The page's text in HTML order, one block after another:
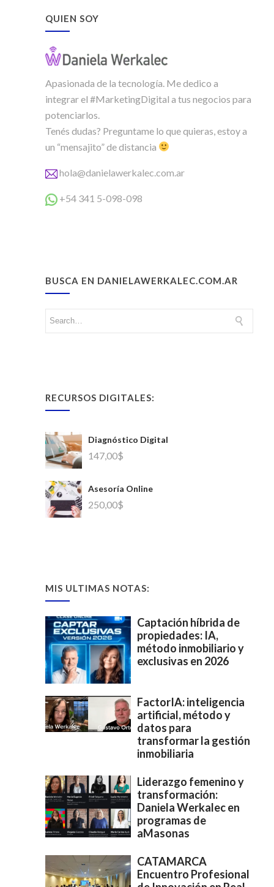
QUIEN SOY
Apasionada de la tecnología. Me dedico a
integrar el #MarketingDigital a tus negocios para
potenciarlos.
Tenés dudas? Preguntame lo que quieras, estoy a
un “mensajito” de distancia
hola@danielawerkalec.com.ar
+54 341 5-098-098
BUSCA EN DANIELAWERKALEC.COM.AR
RECURSOS DIGITALES:
Diagnóstico Digital
147,00$
Asesoría Online
250,00$
MIS ULTIMAS NOTAS:
Captación híbrida de
propiedades: IA,
método inmobiliario y
exclusivas en 2026
FactorIA: inteligencia
artificial, método y
datos para
transformar la gestión
inmobiliaria
Liderazgo femenino y
transformación:
Daniela Werkalec en
programas de
aMasonas
CATAMARCA
Encuentro Profesional